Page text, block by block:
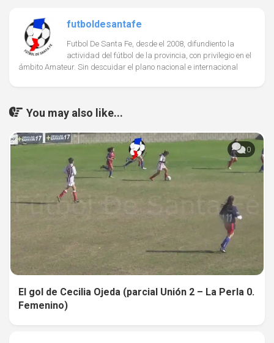
futboldesantafe
Futbol De Santa Fe, desde el 2008, difundiento la
actividad del fútbol de la provincia, con privilegio en el
ámbito Amateur. Sin descuidar el plano nacional e internacional
You may also like...
0
El gol de Cecilia Ojeda (parcial Unión 2 – La Perla 0.
Femenino)